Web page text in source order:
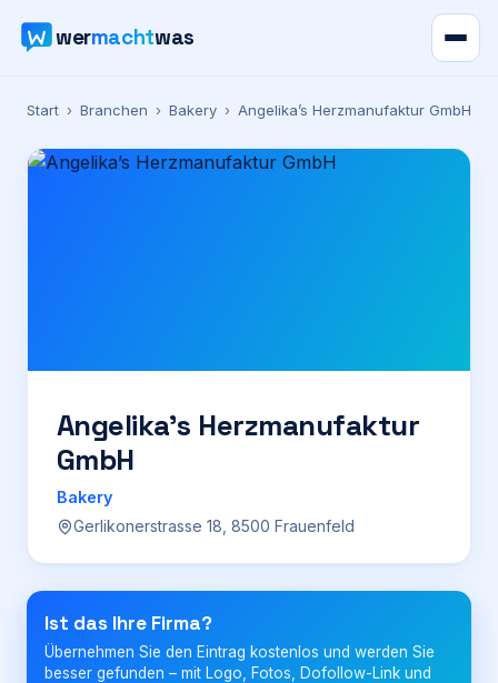
wermachtwas
Verzeichnis
Karte
Preise
Firma eintragen
Start › Branchen › Bakery › Angelika’s Herzmanufaktur GmbH
Angelika’s Herzmanufaktur
GmbH
Bakery
Gerlikonerstrasse 18, 8500 Frauenfeld
Ist das Ihre Firma?
Übernehmen Sie den Eintrag kostenlos und werden Sie
besser gefunden – mit Logo, Fotos, Dofollow-Link und